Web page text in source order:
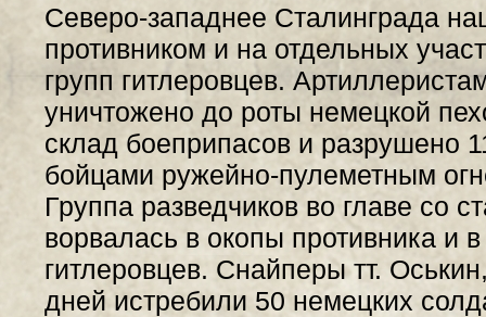
Северо-западнее Сталинграда
противником и на отдельных
групп гитлеровцев.
уничтожено до роты немецкой
склад боеприпасов и разрушено
бойцами ружейно-пулеметным
Группа разведчиков во главе со
ворвалась в окопы противника и
гитлеровцев. Снайперы тт.
дней истребили 50 немецких